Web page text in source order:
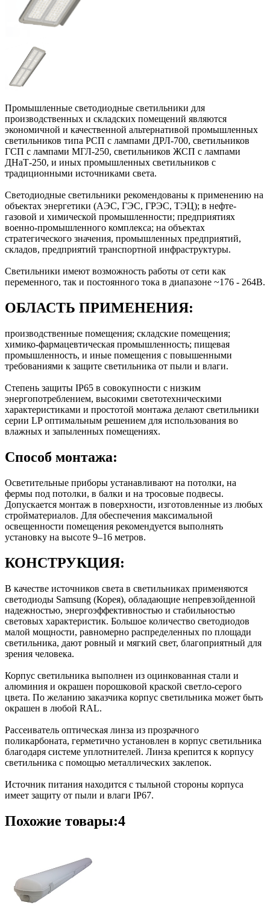
Промышленные светодиодные светильники для
производственных и складских помещений являются
экономичной и качественной альтернативой промышленных
светильников типа РСП с лампами ДРЛ-700, светильников
ГСП с лампами МГЛ-250, светильников ЖСП с лампами
ДНаТ-250, и иных промышленных светильников с
традиционными источниками света.
Светодиодные светильники рекомендованы к применению на
объектах энергетики (АЭС, ГЭС, ГРЭС, ТЭЦ); в нефте-
газовой и химической промышленности; предприятиях
военно-промышленного комплекса; на объектах
стратегического значения, промышленных предприятий,
складов, предприятий транспортной инфраструктуры.
Светильники имеют возможность работы от сети как
переменного, так и постоянного тока в диапазоне ~176 - 264В.
ОБЛАСТЬ ПРИМЕНЕНИЯ:
производственные помещения; складские помещения;
химико-фармацевтическая промышленность; пищевая
промышленность, и иные помещения с повышенными
требованиями к защите светильника от пыли и влаги.
Степень защиты IP65 в совокупности с низким
энергопотреблением, высокими светотехническими
характеристиками и простотой монтажа делают светильники
серии LP оптимальным решением для использования во
влажных и запыленных помещениях.
Способ монтажа:
Осветительные приборы устанавливают на потолки, на
фермы под потолки, в балки и на тросовые подвесы.
Допускается монтаж в поверхности, изготовленные из любых
стройматериалов. Для обеспечения максимальной
освещенности помещения рекомендуется выполнять
установку на высоте 9–16 метров.
КОНСТРУКЦИЯ:
В качестве источников света в светильниках применяются
светодиоды Samsung (Корея), обладающие непревзойденной
надежностью, энергоэффективностью и стабильностью
световых характеристик. Большое количество светодиодов
малой мощности, равномерно распределенных по площади
светильника, дают ровный и мягкий свет, благоприятный для
зрения человека.
Корпус светильника выполнен из оцинкованная стали и
алюминия и окрашен порошковой краской светло-серого
цвета. По желанию заказчика корпус светильника может быть
окрашен в любой RAL.
Рассеиватель оптическая линза из прозрачного
поликарбоната, герметично установлен в корпус светильника
благодаря системе уплотнителей. Линза крепится к корпусу
светильника с помощью металлических заклепок.
Источник питания находится с тыльной стороны корпуса
имеет защиту от пыли и влаги IP67.
Похожие товары:4